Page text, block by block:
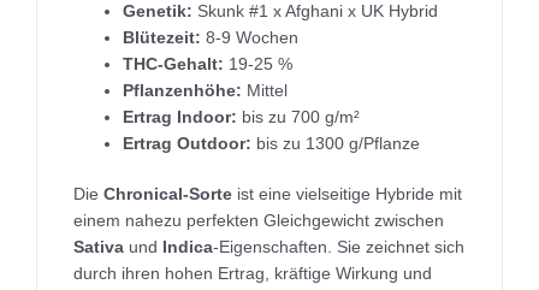
Genetik: Skunk #1 x Afghani x UK Hybrid
Blütezeit: 8-9 Wochen
THC-Gehalt: 19-25 %
Pflanzenhöhe: Mittel
Ertrag Indoor: bis zu 700 g/m²
Ertrag Outdoor: bis zu 1300 g/Pflanze
Die Chronical-Sorte ist eine vielseitige Hybride mit
einem nahezu perfekten Gleichgewicht zwischen
Sativa und Indica-Eigenschaften. Sie zeichnet sich
durch ihren hohen Ertrag, kräftige Wirkung und